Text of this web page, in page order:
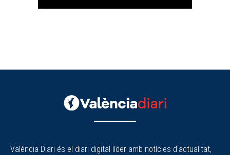
València Diari és el diari digital líder amb notícies d'actualitat,